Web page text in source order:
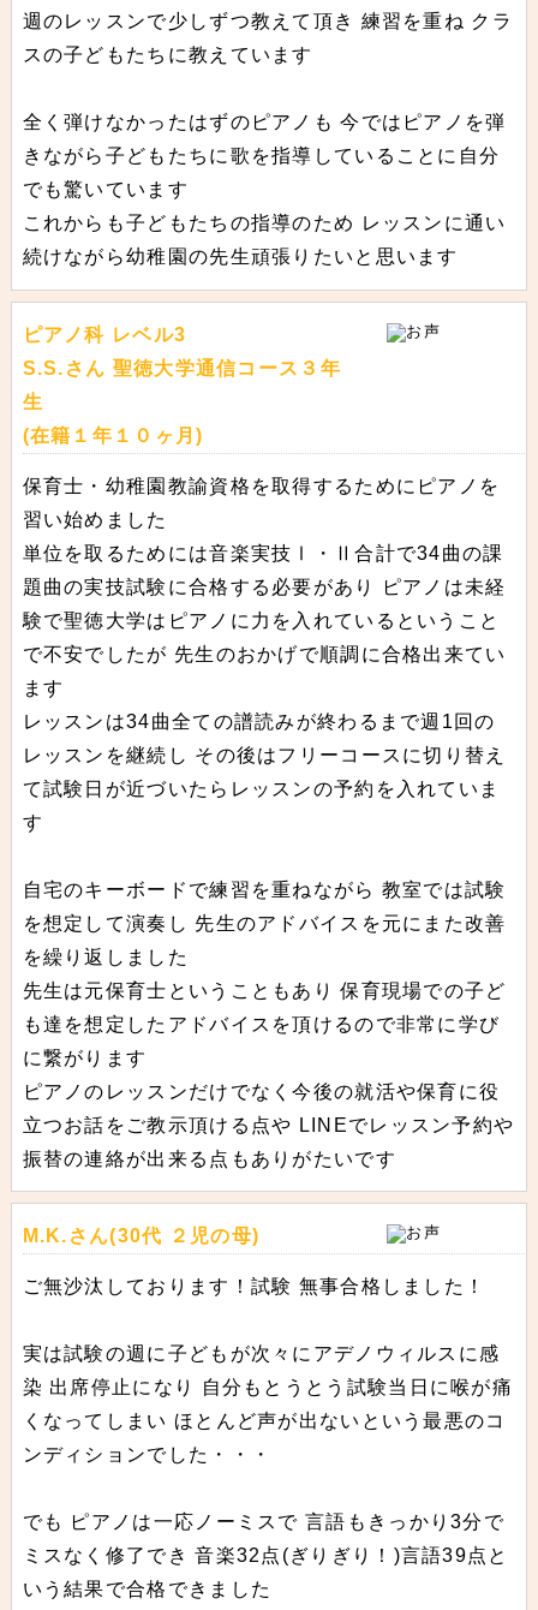
週のレッスンで少しずつ教えて頂き 練習を重ね クラ
スの子どもたちに教えています
全く弾けなかったはずのピアノも 今ではピアノを弾
きながら子どもたちに歌を指導していることに自分
でも驚いています
これからも子どもたちの指導のため レッスンに通い
続けながら幼稚園の先生頑張りたいと思います
ピアノ科 レベル3
S.S.さん 聖徳大学通信コース３年
生
(在籍１年１０ヶ月)
保育士・幼稚園教諭資格を取得するためにピアノを
習い始めました
単位を取るためには音楽実技Ⅰ・Ⅱ合計で34曲の課
題曲の実技試験に合格する必要があり ピアノは未経
験で聖徳大学はピアノに力を入れているということ
で不安でしたが 先生のおかげで順調に合格出来てい
ます
レッスンは34曲全ての譜読みが終わるまで週1回の
レッスンを継続し その後はフリーコースに切り替え
て試験日が近づいたらレッスンの予約を入れていま
す
自宅のキーボードで練習を重ねながら 教室では試験
を想定して演奏し 先生のアドバイスを元にまた改善
を繰り返しました
先生は元保育士ということもあり 保育現場での子ど
も達を想定したアドバイスを頂けるので非常に学び
に繋がります
ピアノのレッスンだけでなく今後の就活や保育に役
立つお話をご教示頂ける点や LINEでレッスン予約や
振替の連絡が出来る点もありがたいです
M.K.さん(30代 ２児の母)
ご無沙汰しております！試験 無事合格しました！
実は試験の週に子どもが次々にアデノウィルスに感
染 出席停止になり 自分もとうとう試験当日に喉が痛
くなってしまい ほとんど声が出ないという最悪のコ
ンディションでした・・・
でも ピアノは一応ノーミスで 言語もきっかり3分で
ミスなく修了でき 音楽32点(ぎりぎり！)言語39点と
いう結果で合格できました